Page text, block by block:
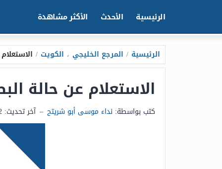
الرئيسية الأحدث الأكثر مشاهدة
الرئيسية / المرجع الخليجي ، الكويت /
الاستعلام عن حالة
كتب بواسطة: نداء موسى أبو شريتح – آخر تحديث: 2